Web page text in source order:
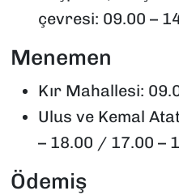
çevresi: 09.00 –
Menemen
Kır Mahallesi:
Ulus ve Kemal
– 18.00 / 17.00 –
Ödemiş